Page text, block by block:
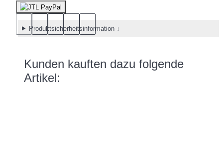
Produktsicherheitsinformation ↓
Kunden kauften dazu folgende
Artikel: